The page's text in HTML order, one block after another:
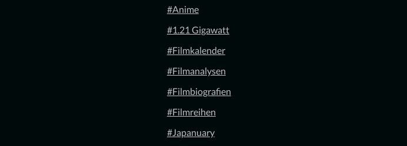
#Anime
#1.21 Gigawatt
#Filmkalender
#Filmanalysen
#Filmbiografien
#Filmreihen
#Japanuary